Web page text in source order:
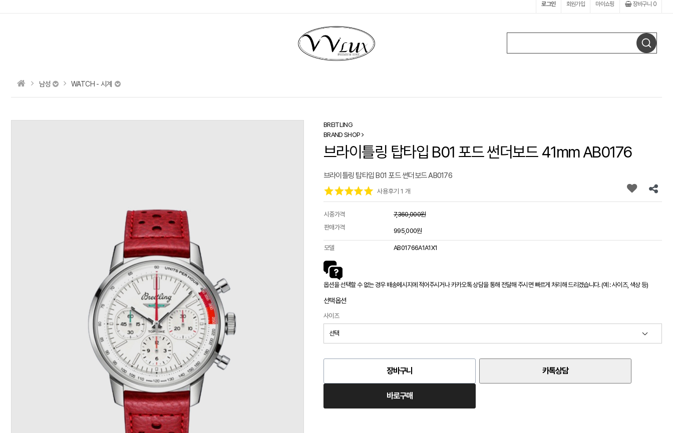
장바구니 0
마이쇼핑
회원가입
로그인
남성 WATCH - 시계
BREITLING
BRAND SHOP
브라이틀링 탑타입 B01 포드 썬더보드 41mm AB0176
브라이틀링 탑타입 B01 포드 썬더보드 AB0176
사용후기 1 개
시중가격
7,360,000원
판매가격
995,000원
모델 AB01766A1A1X1
옵션을 선택할 수 없는 경우 배송메시지에 적어주시거나 카카오톡 상담을 통해 전달해 주시면 빠르게 처리해 드리겠습니다. (예 : 사이즈, 색상 등)
선택옵션
사이즈
장바구니 카톡상담
바로구매